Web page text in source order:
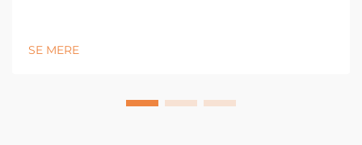
SE MERE